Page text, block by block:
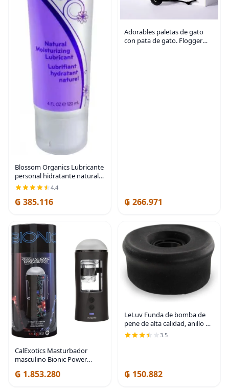
Blossom Organics Lubricante
personal hidratante natural:
tamaño 4 onzas líquidas
4.4
₲ 385.116
Adorables paletas de gato
con pata de gato. Flogger
₲ 266.971
CalExotics Masturbador
masculino Bionic Power
₲ 1.853.280
LeLuv Funda de bomba de
pene de alta calidad, anillo de
junta de silicona, sello de
succión seguro, ajuste
3.5
₲ 150.882